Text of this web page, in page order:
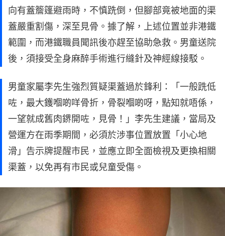
向有蓋簷篷避雨時，不慎跣倒，但腳部竟被地面的渠
蓋嚴重割傷，深至見骨。據了解，上述位置並非港鐵
範圍，而港鐵職員聞訊後亦趕至協助急救。男童送院
後，須接受全身麻醉手術進行縫針及神經線接駁。
男童家屬李先生強烈質疑渠蓋過於鋒利：「一般跣低
咗，最大鑊嗰啲咩骨折，骨裂嗰啲呀，點知就唔係，
一望就成舊肉鎅開咗，見骨！」李先生建議，當局及
營運方在雨季期間，必須於涉事位置放置「小心地
滑」告示牌提醒市民，並應立即全面檢視及更換相關
渠蓋，以免再有市民或兒童受傷。